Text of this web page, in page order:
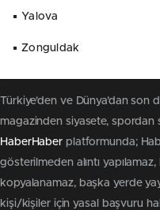
Yalova
Zonguldak
Türkiye'den ve Dünya’dan son
magazinden siyasete, spordan
HaberHaber platformunda;
gösterilmeden alıntı
kopyalanamaz, başka yerde
kişi/kişiler için yasal başvuru